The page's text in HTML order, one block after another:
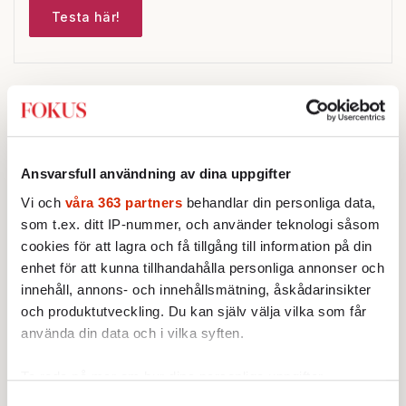
Ansvarsfull användning av dina uppgifter
Vi och våra 363 partners behandlar din personliga data,
som t.ex. ditt IP-nummer, och använder teknologi såsom
cookies för att lagra och få tillgång till information på din
enhet för att kunna tillhandahålla personliga annonser och
innehåll, annons- och innehållsmätning, åskådarinsikter
och produktutveckling. Du kan själv välja vilka som får
använda din data och i vilka syften.
Ta reda på mer om hur dina personliga uppgifter
Testa här!
Sticket
Christoffer Jonsson:Förföljelsen
av kristna pågår i medieskugga
Nigerias regerings oförmåga att
hantera förföljelsen av landets
kristna fick amerikansk militär att
genomfört flera luftattacker mot
milisen.
STICKET
Jonathan Norström: